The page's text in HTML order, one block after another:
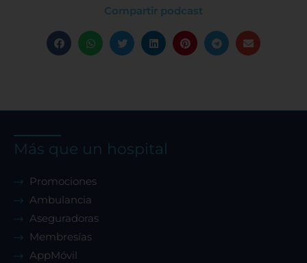
Compartir podcast
Más que un hospital
Promociones
Ambulancia
Aseguradoras
Membresías
AppMóvil